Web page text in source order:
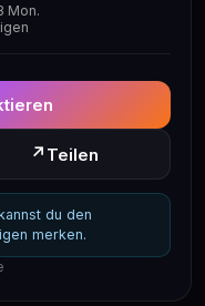
Mon.
↗ Teilen
du den
merken.